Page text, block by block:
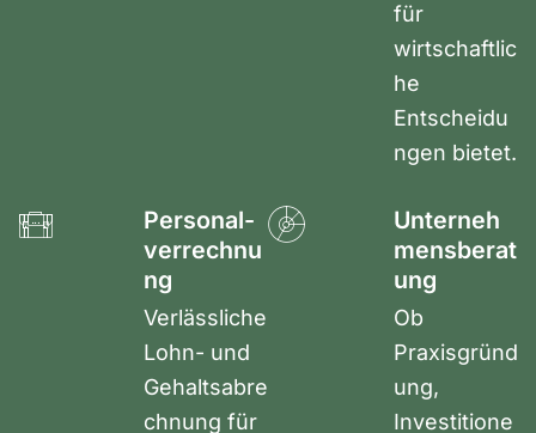
für
wirtschaftlic
he
Entscheidu
ngen bietet.
Personal­
verrechnu
ng
Verlässliche
Lohn- und
Gehaltsabre
chnung für
Unterneh
mensberat
ung
Ob
Praxisgründ
ung,
Investitione